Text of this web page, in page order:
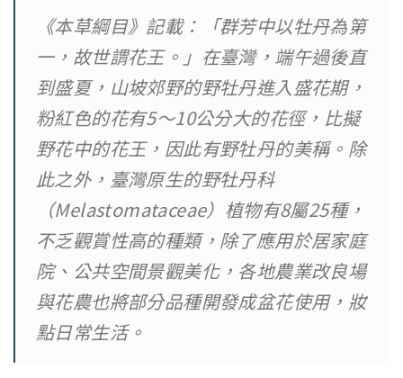
《本草綱目》記載：「群芳中以牡丹為第
一，故世謂花王。」在臺灣，端午過後直
到盛夏，山坡郊野的野牡丹進入盛花期，
粉紅色的花有5～10公分大的花徑，比擬
野花中的花王，因此有野牡丹的美稱。除
此之外，臺灣原生的野牡丹科
（Melastomataceae）植物有8屬25種，
不乏觀賞性高的種類，除了應用於居家庭
院、公共空間景觀美化，各地農業改良場
與花農也將部分品種開發成盆花使用，妝
點日常生活。